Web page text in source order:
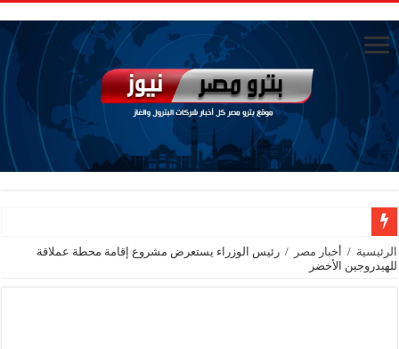
تاون جاس تسيطر علي كسر ماسورة في ترعة الإسماعيلية
الرئيسية / أخبار مصر / رئيس الوزراء يستعرض مشروع إقامة محطة عملاقة
للهيدروجين الأخضر